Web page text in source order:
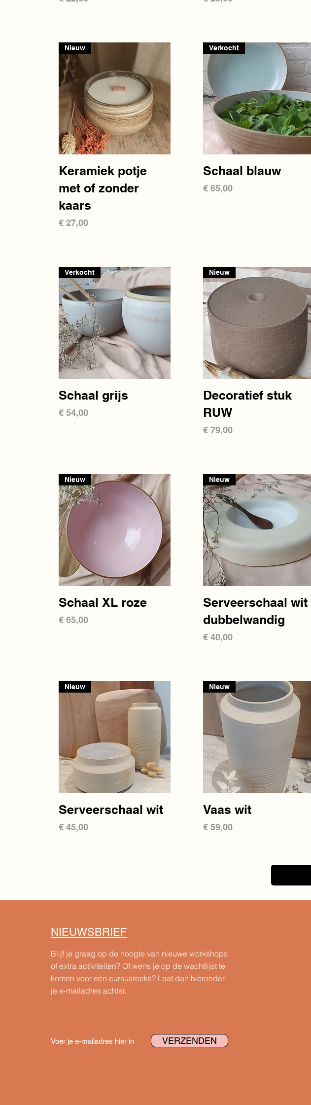
Snel overzicht
Nieuw
Keramiek potje
met of zonder
kaars
Prijs
€ 27,00
Snel overzicht
Verkocht
Schaal blauw
Prijs
€ 65,00
Snel overzicht
Verkocht
Schaal grijs
Prijs
€ 54,00
Snel overzicht
Nieuw
Decoratief stuk
RUW
Prijs
€ 79,00
Snel overzicht
Nieuw
Schaal XL roze
Prijs
€ 65,00
Snel overzicht
Nieuw
Serveerschaal wit
dubbelwandig
Prijs
€ 40,00
Snel overzicht
Nieuw
Serveerschaal wit
Prijs
€ 45,00
Snel overzicht
Nieuw
Vaas wit
Prijs
€ 59,00
NIEUWSBRIEF
Blijf je graag op de hoogte van nieuwe workshops
of extra activiteiten? Of wens je op de wachtlijst te
komen voor een cursusreeks? Laat dan hieronder
je e-mailadres achter.
VERZENDEN